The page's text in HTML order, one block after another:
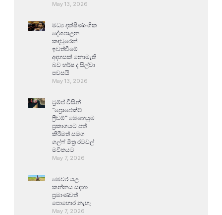
May 13, 2026
මධ්‍ය දක්ෂිණාංශික
දේශපාලන
කඳවුරෙන්
ඉවත්වීමේ
අදහසක් නොමැති
බව හර්ෂ ද සිල්වා
පවසයි
May 13, 2026
ට්‍රම්ප් විසින්
“ප්‍රොජෙක්ට්
ෆ්‍රීඩම්” මෙහෙයුම
ප්‍රකාශයට පත්
කිරීමත් සමග
ගල්ෆ් මිත්‍ර රටවල්
මවිතයට
May 7, 2026
මෙවර යල
කන්නය සඳහා
ප්‍රමාණවත්
පොහොර නැහැ
May 7, 2026